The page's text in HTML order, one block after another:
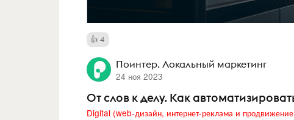
4
Поинтер. Локальный маркетинг
24 ноя 2023
От слов к делу. Как